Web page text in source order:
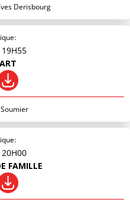
Derisbourg
FAMILLE